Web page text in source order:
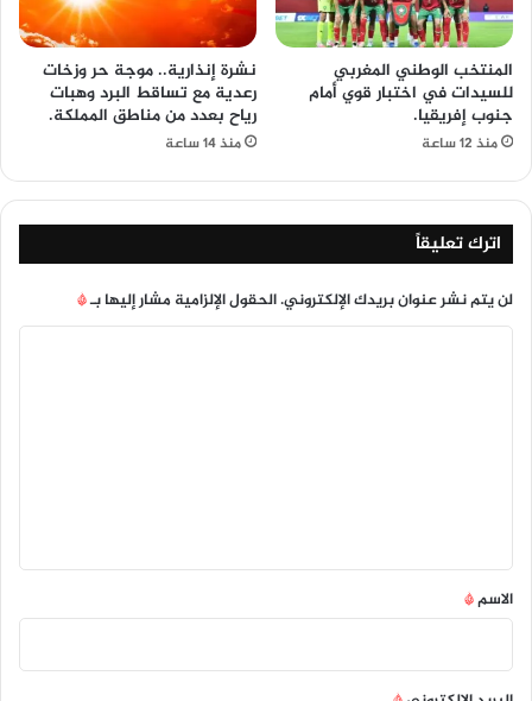
المنتخب الوطني المغربي
للسيدات في اختبار قوي أمام
جنوب إفريقيا.
منذ 12 ساعة
نشرة إنذارية.. موجة حر وزخات
رعدية مع تساقط البرد وهبات
رياح بعدد من مناطق المملكة.
منذ 14 ساعة
اترك تعليقاً
لن يتم نشر عنوان بريدك الإلكتروني.الحقول الإلزامية مشار إليها بـ*
*
الاسم*